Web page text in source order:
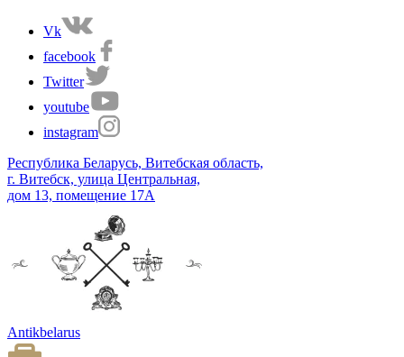
Vk
facebook
Twitter
youtube
instagram
Республика Беларусь, Витебская область,
г. Витебск, улица Центральная,
дом 13, помещение 17А
Antikbelarus